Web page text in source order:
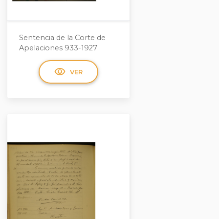
Sentencia de la Corte de
Apelaciones 933-1927
visibility VER